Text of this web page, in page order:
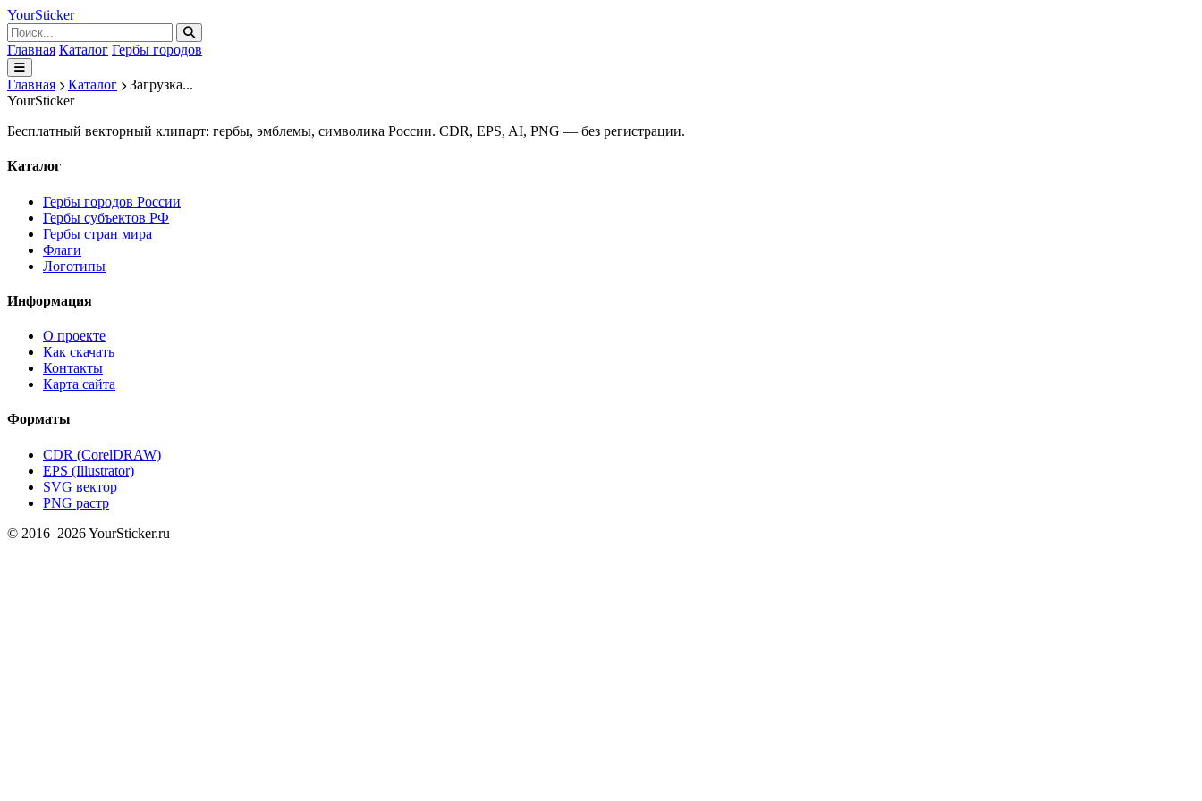
YourSticker
Главная Каталог Гербы городов
Главная Каталог
Загрузка...
YourSticker
Бесплатный векторный клипарт: гербы, эмблемы, символика России. CDR, EPS, AI, PNG — без регистрации.
Каталог
Гербы городов России
Гербы субъектов РФ
Гербы стран мира
Флаги
Логотипы
Информация
О проекте
Как скачать
Контакты
Карта сайта
Форматы
CDR (CorelDRAW)
EPS (Illustrator)
SVG вектор
PNG растр
© 2016–2026 YourSticker.ru